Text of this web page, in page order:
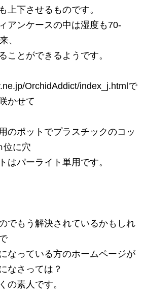
上下させるものです。
アンケースの中は湿度も70-
、
ことができるようです。
OrchidAddict/index_j.htmlで
かせて
のポットでプラスチックのコッ
位に穴
はパーライト単用です。
でもう解決されているかもしれ
なっている方のホームページが
なさっては？
くの素人です。